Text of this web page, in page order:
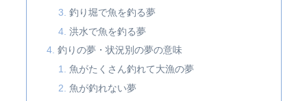
釣り堀で魚を釣る夢
洪水で魚を釣る夢
釣りの夢・状況別の夢の意味
魚がたくさん釣れて大漁の夢
魚が釣れない夢